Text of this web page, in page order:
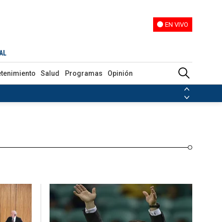
EN VIVO
Salud Programas Opinión
Venezuela Nicolás Maduro
de las FARC